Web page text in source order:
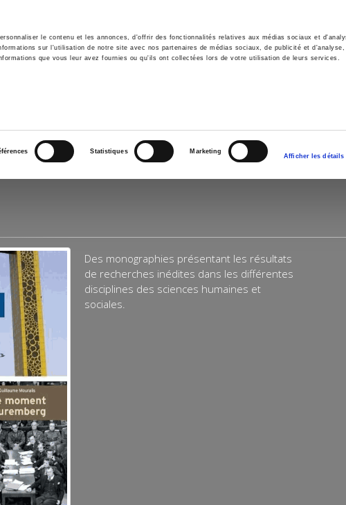
le contenu et les annonces, d'offrir des fonctionnalités relatives aux médias sociaux et
sur l'utilisation de notre site avec nos partenaires de médias sociaux, de publicité et d'analyse,
que vous leur avez fournies ou qu'ils ont collectées lors de votre utilisation de leurs services.
Statistiques Marketing
Afficher les détails
Home Environment History International
Des monographies présentant les résultats
de recherches inédites dans les différentes
disciplines des sciences humaines et
sociales.